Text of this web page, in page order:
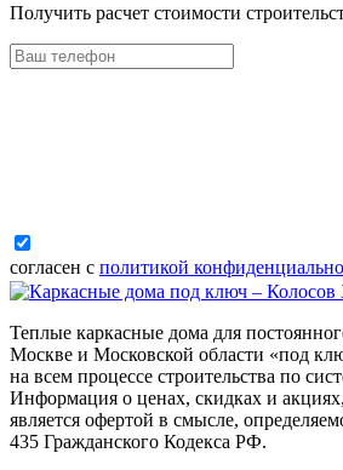
Получить расчет стоимости
согласен с политикой
Теплые каркасные дома для
Москве и Московской области «под
на всем процессе строительства по
Информация о ценах, скидках и
является офертой в смысле,
435 Гражданского Кодекса РФ.